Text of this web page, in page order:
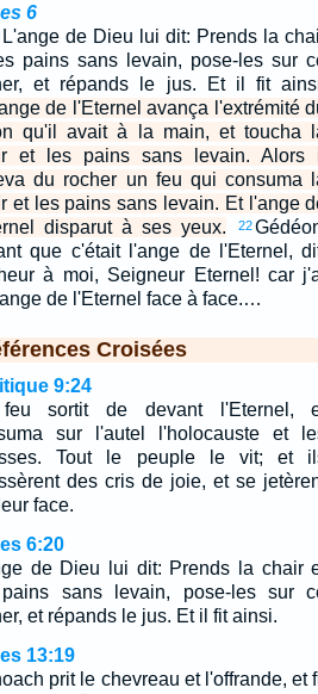
6
L'ange de Dieu lui dit: Prends la
pains sans levain, pose-les sur
et répands le jus. Et il fit
de l'Eternel avança l'extrémité
qu'il avait à la main, et toucha
et les pains sans levain. Alors
du rocher un feu qui consuma
et les pains sans levain. Et l'ange
disparut à ses yeux.
22
que c'était l'ange de l'Eternel,
à moi, Seigneur Eternel! car
de l'Eternel face à face.…
Croisées
9:24
sortit de devant l'Eternel,
sur l'autel l'holocauste et
Tout le peuple le vit; et
des cris de joie, et se
face.
6:20
de Dieu lui dit: Prends la chair
sans levain, pose-les sur
et répands le jus. Et il fit ainsi.
13:19
prit le chevreau et l'offrande, et